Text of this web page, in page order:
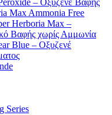
Max Ammonia Free
Herboria Max –
Βαφής χωρίς Αμμωνία
Blue – Οξυζενέ
Series